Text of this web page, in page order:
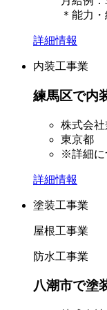
＊能力
詳細情報
内装工事業
練馬区で内
株式会社
東京都
※詳細に
詳細情報
塗装工事業
屋根工事業
防水工事業
八潮市で塗